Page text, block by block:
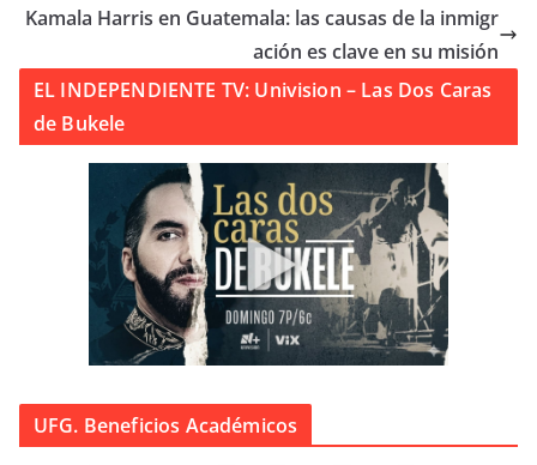
Kamala Harris en Guatemala: las causas de la inmigr
ación es clave en su misión
EL INDEPENDIENTE TV: Univision – Las Dos Caras
de Bukele
UFG. Beneficios Académicos